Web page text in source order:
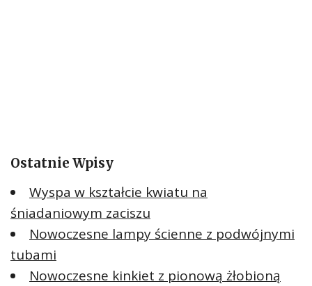
Ostatnie Wpisy
Wyspa w kształcie kwiatu na
śniadaniowym zaciszu
Nowoczesne lampy ścienne z podwójnymi
tubami
Nowoczesne kinkiet z pionową żłobioną